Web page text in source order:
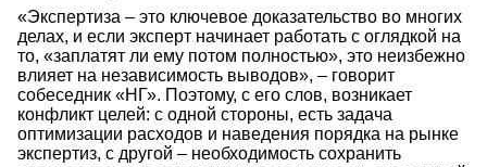
«Экспертиза – это ключевое доказательство во многих
делах, и если эксперт начинает работать с оглядкой на
то, «заплатят ли ему потом полностью», это неизбежно
влияет на независимость выводов», – говорит
собеседник «НГ». Поэтому, с его слов, возникает
конфликт целей: с одной стороны, есть задача
оптимизации расходов и наведения порядка на рынке
экспертиз, с другой – необходимость сохранить